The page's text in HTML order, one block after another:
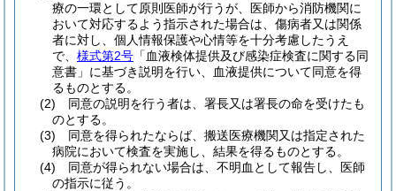
療の一環として原則医師が行うが、医師から消防機関に
おいて対応するよう指示された場合は、傷病者又は関係
者に対し、個人情報保護や心情等を十分考慮したうえ
で、 様式第2号 「血液検体提供及び感染症検査に関する同
意書」に基づき説明を行い、血液提供について同意を得
るものとする。
(2)
同意の説明を行う者は、署長又は署長の命を受けたも
のとする。
(3)
同意を得られたならば、搬送医療機関又は指定された
病院において検査を実施し、結果を得るものとする。
(4)
同意が得られない場合は、不明血として報告し、医師
の指示に従う。